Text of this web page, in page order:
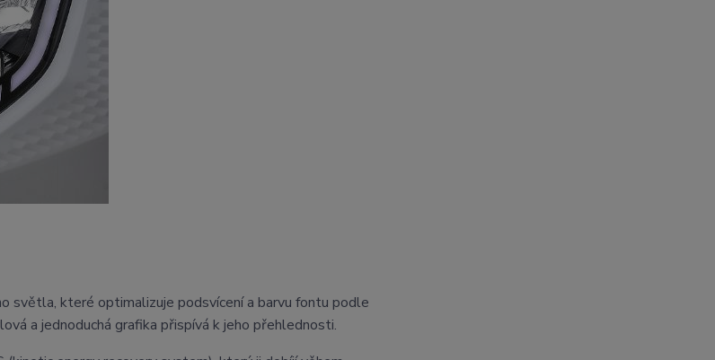
světla, které optimalizuje podsvícení a barvu fontu podle
a jednoduchá grafika přispívá k jeho přehlednosti.